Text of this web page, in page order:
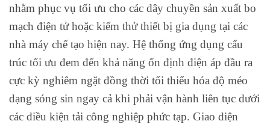
nhằm phục vụ tối ưu cho các dây chuyền sản xuất bo
mạch điện tử hoặc kiểm thử thiết bị gia dụng tại các
nhà máy chế tạo hiện nay. Hệ thống ứng dụng cấu
trúc tối ưu đem đến khả năng ổn định điện áp đầu ra
cực kỳ nghiêm ngặt đồng thời tối thiểu hóa độ méo
dạng sóng sin ngay cả khi phải vận hành liên tục dưới
các điều kiện tải công nghiệp phức tạp. Giao diện